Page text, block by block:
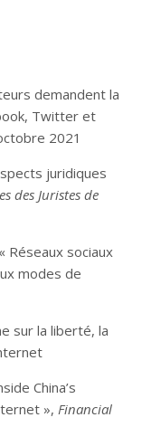
demandent la
Twitter et
2021
juridiques
des Juristes de
Réseaux sociaux
modes de
sur la liberté, la
China’s
», Financial